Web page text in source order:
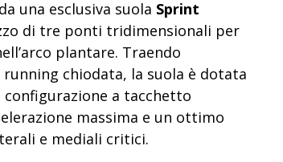
una esclusiva suola Sprint
di tre ponti tridimensionali per
plantare. Traendo
chiodata, la suola è dotata
a tacchetto
massima e un ottimo
e mediali critici.